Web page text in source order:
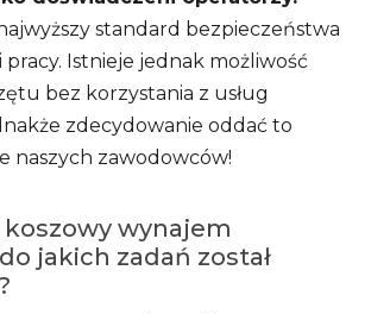
standard bezpieczeństwa
Istnieje jednak możliwość
bez korzystania z usług
zdecydowanie oddać to
naszych zawodowców!
wynajem
jakich zadań został